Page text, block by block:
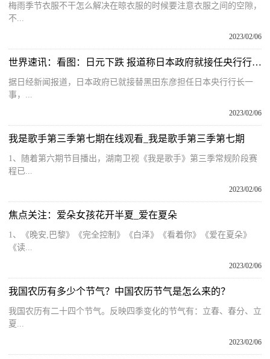
梅雨季节衣服不干怎么解决在晾衣服的时候要注意衣服之间的空隙，
不...
2023/02/06
世界速讯：看图：日元下跌 报道称日本政府就接任央行行长事接触雨宫正佳
据日经新闻报道，日本政府已就接替黑田东彦担任日本央行行长一
事，...
2023/02/06
我是歌手第三季第七期在线观看_我是歌手第三季第七期
1、随着第六期节目播出，湖南卫视《我是歌手》第三季常规阶段赛
程已...
2023/02/06
焦点关注：爱朵女孩花开半夏_爱在夏朵
1、《晚安,巴黎》《完全控制》《白泽》《看着你》《爱在夏朵》
《读...
2023/02/06
我国农历有多少个节气？中国农历节气是怎么来的？
我国农历有二十四个节气。反映四季变化的节气有：立春、春分、立
夏...
2023/02/06